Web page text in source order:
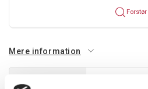
Forstør
Mere information
Information